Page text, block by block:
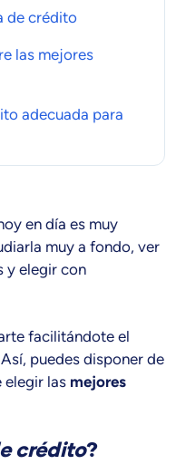
de crédito
las mejores
adecuada para
en día es muy
muy a fondo, ver
y elegir con
facilitándote el
puedes disponer de
elegir las mejores
crédito?